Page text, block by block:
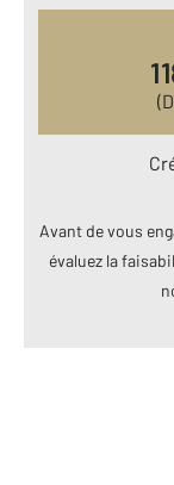
Avant de vous
évaluez la